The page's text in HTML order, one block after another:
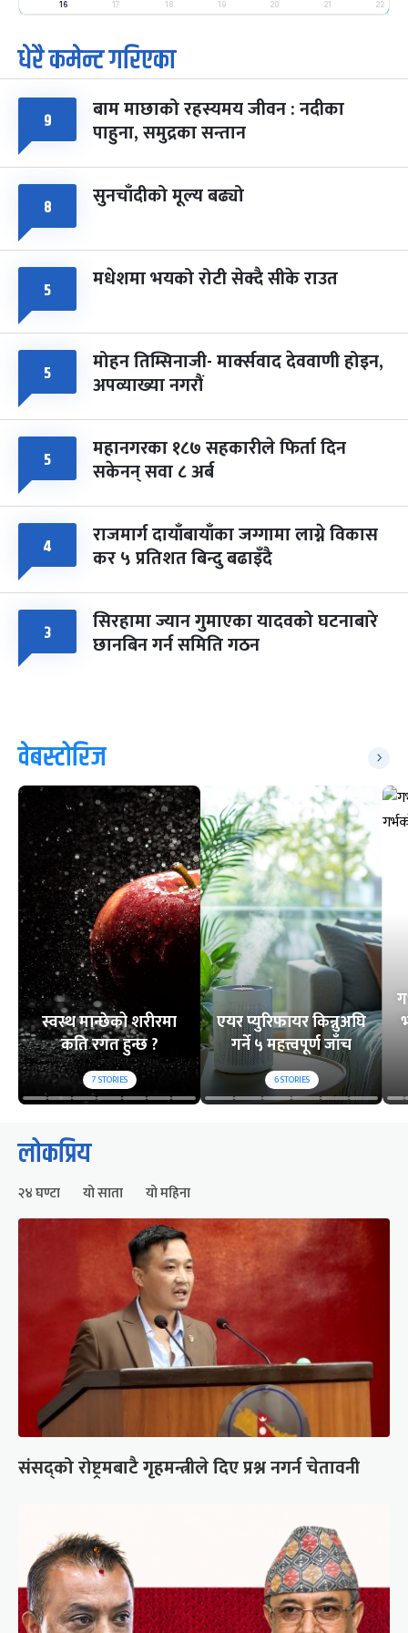
मंगल फाल्गुन २५, २०८३ Mar 9, 2027
७
आइत
पूर्णिमा व्रत
चैत्र ७, २०८३-Mar 21, 2027
८ फागुपूर्णिमा
चैत्र ८, २०८३-Mar 22, 2027
७ महिना बाँकी
16 17 18 19 20 21 22
धेरै कमेन्ट गरिएका
९ बाम माछाको रहस्यमय जीवन : नदीका
पाहुना, समुद्रका सन्तान
८ सुनचाँदीको मूल्य बढ्यो
५ मधेशमा भयको रोटी सेक्दै सीके राउत
५ मोहन तिम्सिनाजी- मार्क्सवाद देववाणी होइन,
अपव्याख्या नगरौं
५ महानगरका १८७ सहकारीले फिर्ता दिन
सकेनन् सवा ८ अर्ब
४ राजमार्ग दायाँबायाँका जग्गामा लाग्ने विकास
कर ५ प्रतिशत बिन्दु बढाइँदै
३ सिरहामा ज्यान गुमाएका यादवको घटनाबारे
छानबिन गर्न समिति गठन
वेबस्टोरिज
स्वस्थ मान्छेको शरीरमा
कति रगत हुन्छ ?
7STORIES
एयर प्युरिफायर किन्नुअघि
गर्ने ५ महत्त्वपूर्ण जाँच
6STORIES
लोकप्रिय
२४ घण्टा यो साता यो महिना
संसद्को रोष्ट्रमबाटै गृहमन्त्रीले दिए प्रश्न नगर्न चेतावनी